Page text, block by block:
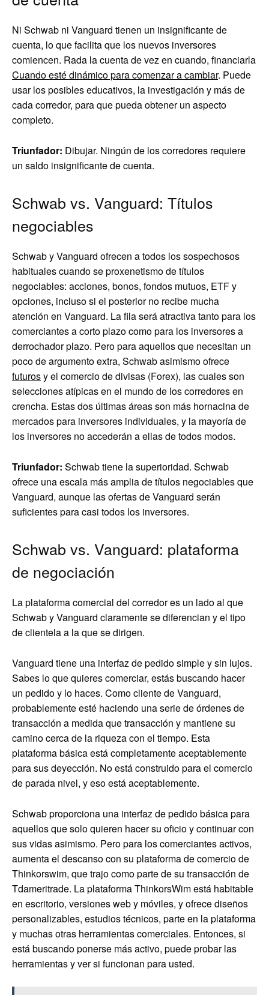
Ni Schwab ni Vanguard tienen un insignificante de
cuenta, lo que facilita que los nuevos inversores
comiencen. Rada la cuenta de vez en cuando, financiarla
Cuando esté dinámico para comenzar a cambiar. Puede
usar los posibles educativos, la investigación y más de
cada corredor, para que pueda obtener un aspecto
completo.
Triunfador: Dibujar. Ningún de los corredores requiere
un saldo insignificante de cuenta.
Schwab vs. Vanguard: Títulos
negociables
Schwab y Vanguard ofrecen a todos los sospechosos
habituales cuando se proxenetismo de títulos
negociables: acciones, bonos, fondos mutuos, ETF y
opciones, incluso si el posterior no recibe mucha
atención en Vanguard. La fila será atractiva tanto para los
comerciantes a corto plazo como para los inversores a
derrochador plazo. Pero para aquellos que necesitan un
poco de argumento extra, Schwab asimismo ofrece
futurosy el comercio de divisas (Forex), las cuales son
selecciones atípicas en el mundo de los corredores en
crencha. Estas dos últimas áreas son más hornacina de
mercados para inversores individuales, y la mayoría de
los inversores no accederán a ellas de todos modos.
Triunfador: Schwab tiene la superioridad. Schwab
ofrece una escala más amplia de títulos negociables que
Vanguard, aunque las ofertas de Vanguard serán
suficientes para casi todos los inversores.
Schwab vs. Vanguard: plataforma
de negociación
La plataforma comercial del corredor es un lado al que
Schwab y Vanguard claramente se diferencian y el tipo
de clientela a la que se dirigen.
Vanguard tiene una interfaz de pedido simple y sin lujos.
Sabes lo que quieres comerciar, estás buscando hacer
un pedido y lo haces. Como cliente de Vanguard,
probablemente esté haciendo una serie de órdenes de
transacción a medida que transacción y mantiene su
camino cerca de la riqueza con el tiempo. Esta
plataforma básica está completamente aceptablemente
para sus deyección. No está construido para el comercio
de parada nivel, y eso está aceptablemente.
Schwab proporciona una interfaz de pedido básica para
aquellos que solo quieren hacer su oficio y continuar con
sus vidas asimismo. Pero para los comerciantes activos,
aumenta el descanso con su plataforma de comercio de
Thinkorswim, que trajo como parte de su transacción de
Tdameritrade. La plataforma ThinkorsWim está habitable
en escritorio, versiones web y móviles, y ofrece diseños
personalizables, estudios técnicos, parte en la plataforma
y muchas otras herramientas comerciales. Entonces, si
está buscando ponerse más activo, puede probar las
herramientas y ver si funcionan para usted.